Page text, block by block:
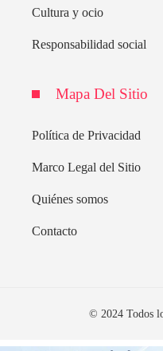
Cultura y ocio
Responsabilidad social
Mapa Del Sitio
Política de Privacidad
Marco Legal del Sitio
Quiénes somos
Contacto
© 2024 Todos